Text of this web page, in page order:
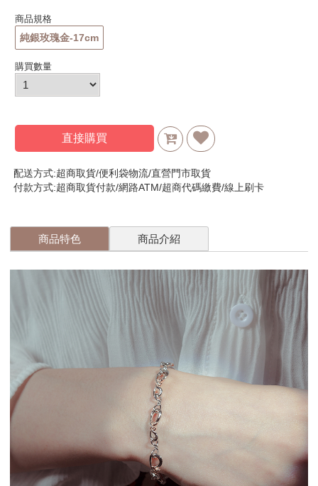
商品規格
純銀玫瑰金-17cm
購買數量
直接購買
配送方式:超商取貨/便利袋物流/直營門市取貨
付款方式:超商取貨付款/網路ATM/超商代碼繳費/線上刷卡
商品特色 商品介紹